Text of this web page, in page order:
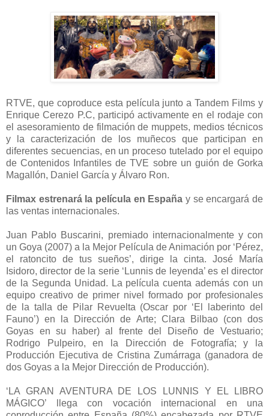
RTVE, que coproduce esta película junto a Tandem Films y
Enrique Cerezo P.C, participó activamente en el rodaje con
el asesoramiento de filmación de muppets, medios técnicos
y la caracterización de los muñecos que participan en
diferentes secuencias, en un proceso tutelado por el equipo
de Contenidos Infantiles de TVE sobre un guión de Gorka
Magallón, Daniel García y Álvaro Ron.
Filmax estrenará la película en España y se encargará de
las ventas internacionales.
Juan Pablo Buscarini, premiado internacionalmente y con
un Goya (2007) a la Mejor Película de Animación por ‘Pérez,
el ratoncito de tus sueños’, dirige la cinta. José María
Isidoro, director de la serie ‘Lunnis de leyenda’ es el director
de la Segunda Unidad. La película cuenta además con un
equipo creativo de primer nivel formado por profesionales
de la talla de Pilar Revuelta (Oscar por ‘El laberinto del
Fauno’) en la Dirección de Arte; Clara Bilbao (con dos
Goyas en su haber) al frente del Diseño de Vestuario;
Rodrigo Pulpeiro, en la Dirección de Fotografía; y la
Producción Ejecutiva de Cristina Zumárraga (ganadora de
dos Goyas a la Mejor Dirección de Producción).
‘LA GRAN AVENTURA DE LOS LUNNIS Y EL LIBRO
MÁGICO’ llega con vocación internacional en una